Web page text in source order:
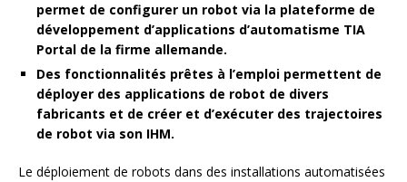
permet de configurer un robot via la plateforme de
développement d’applications d’automatisme TIA
Portal de la firme allemande.
Des fonctionnalités prêtes à l’emploi permettent de
déployer des applications de robot de divers
fabricants et de créer et d’exécuter des trajectoires
de robot via son IHM.
Le déploiement de robots dans des installations automatisées